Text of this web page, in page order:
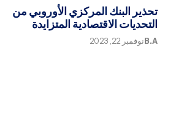
تحذير البنك المركزي الأوروبي من
التحديات الاقتصادية المتزايدة
B.Aنوفمبر 22, 2023